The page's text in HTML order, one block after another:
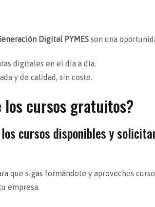
Digital PYMES son una
digitales en el día a día.
y de calidad, sin coste.
cursos gratuitos?
cursos disponibles y
que sigas formándote y aproveches
empresa.